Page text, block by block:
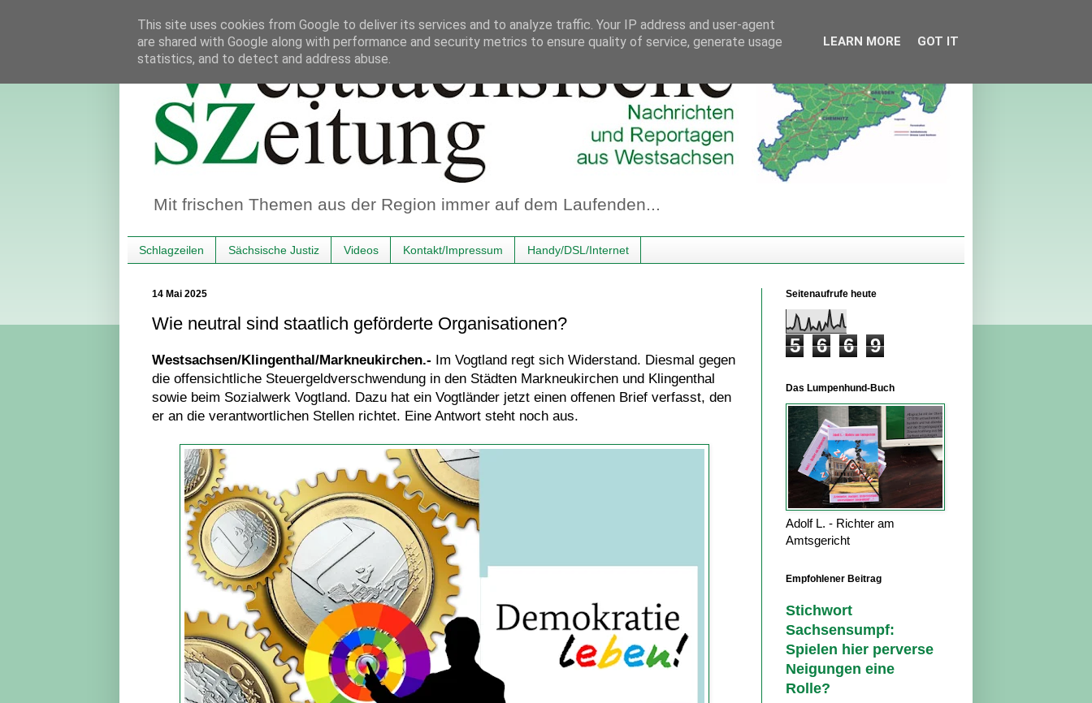
Mit frischen Themen aus der Region immer auf dem Laufenden...
Schlagzeilen Sächsische Justiz Videos Kontakt/Impressum Handy/DSL/Internet
14 Mai 2025
Wie neutral sind staatlich geförderte Organisationen?
Westsachsen/Klingenthal/Markneukirchen.- Im Vogtland regt sich Widerstand. Diesmal gegen
die offensichtliche Steuergeldverschwendung in den Städten Markneukirchen und Klingenthal
sowie beim Sozialwerk Vogtland. Dazu hat ein Vogtländer jetzt einen offenen Brief verfasst, den
er an die verantwortlichen Stellen richtet. Eine Antwort steht noch aus.
Seitenaufrufe heute
5 6 6 9
Das Lumpenhund-Buch
Adolf L. - Richter am
Amtsgericht
Empfohlener Beitrag
Stichwort
Sachsensumpf:
Spielen hier perverse
Neigungen eine
Rolle?
This site uses cookies from Google to deliver its services and to analyze traffic. Your IP address and user-agent
are shared with Google along with performance and security metrics to ensure quality of service, generate usage
statistics, and to detect and address abuse.
LEARN MORE GOT IT